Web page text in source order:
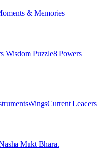
& Memories
Wisdom Puzzle8 Powers
WingsCurrent Leaders
Mukt Bharat